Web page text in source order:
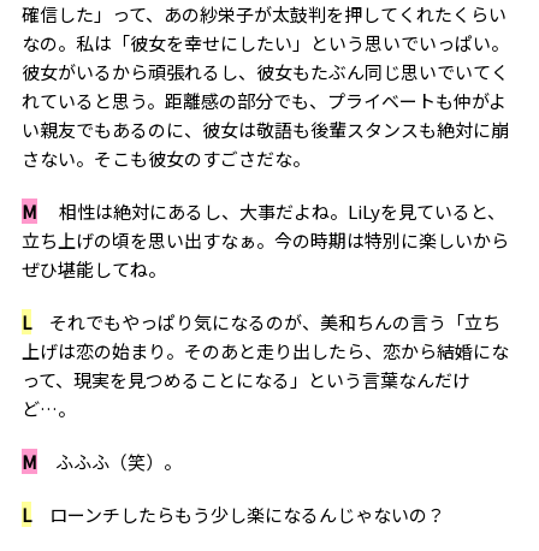
確信した」って、あの紗栄子が太鼓判を押してくれたくらい
なの。私は「彼女を幸せにしたい」という思いでいっぱい。
彼女がいるから頑張れるし、彼女もたぶん同じ思いでいてく
れていると思う。距離感の部分でも、プライベートも仲がよ
い親友でもあるのに、彼女は敬語も後輩スタンスも絶対に崩
さない。そこも彼女のすごさだな。
M 相性は絶対にあるし、大事だよね。LiLyを見ていると、
立ち上げの頃を思い出すなぁ。今の時期は特別に楽しいから
ぜひ堪能してね。
Lそれでもやっぱり気になるのが、美和ちんの言う「立ち
上げは恋の始まり。そのあと走り出したら、恋から結婚にな
って、現実を見つめることになる」という言葉なんだけ
ど…。
M ふふふ（笑）。
Lローンチしたらもう少し楽になるんじゃないの？